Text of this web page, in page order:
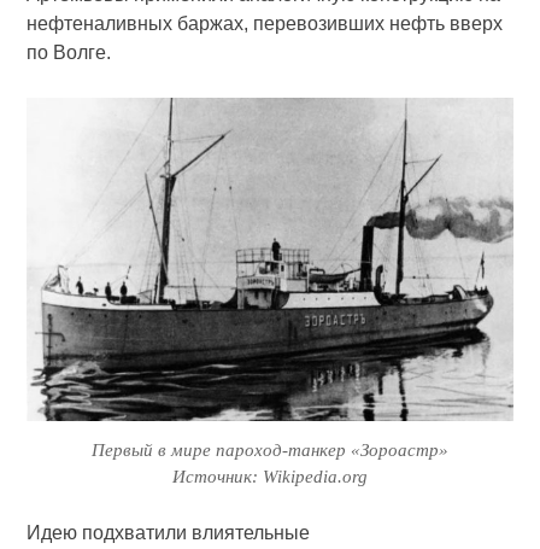
нефтеналивных баржах, перевозивших нефть вверх
по Волге.
Первый в мире пароход-танкер «Зороастр»
Источник: Wikipedia.org
Идею подхватили влиятельные